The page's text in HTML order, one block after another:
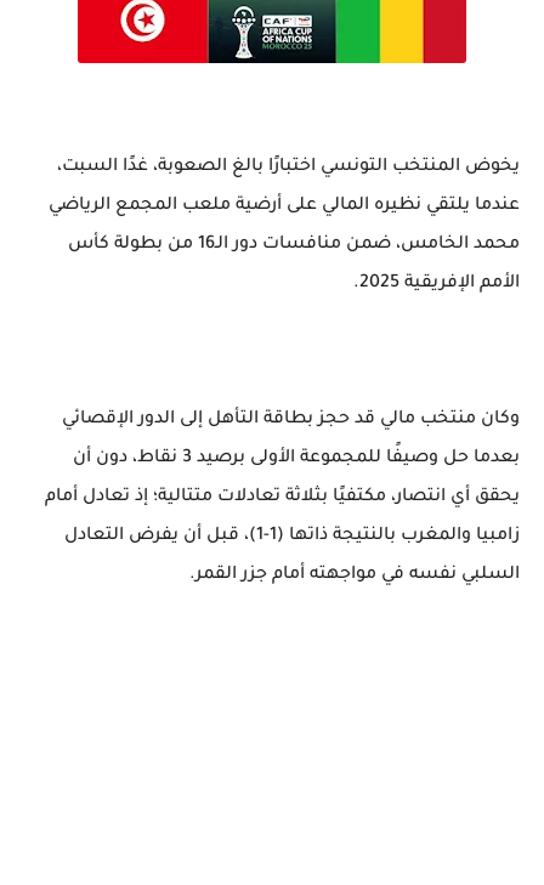
يخوض المنتخب التونسي اختبارًا بالغ الصعوبة، غدًا السبت،
عندما يلتقي نظيره المالي على أرضية ملعب المجمع الرياضي
محمد الخامس، ضمن منافسات دور الـ16 من بطولة كأس
الأمم الإفريقية 2025.
وكان منتخب مالي قد حجز بطاقة التأهل إلى الدور الإقصائي
بعدما حل وصيفًا للمجموعة الأولى برصيد 3 نقاط، دون أن
يحقق أي انتصار، مكتفيًا بثلاثة تعادلات متتالية؛ إذ تعادل أمام
زامبيا والمغرب بالنتيجة ذاتها (1-1)، قبل أن يفرض التعادل
السلبي نفسه في مواجهته أمام جزر القمر.